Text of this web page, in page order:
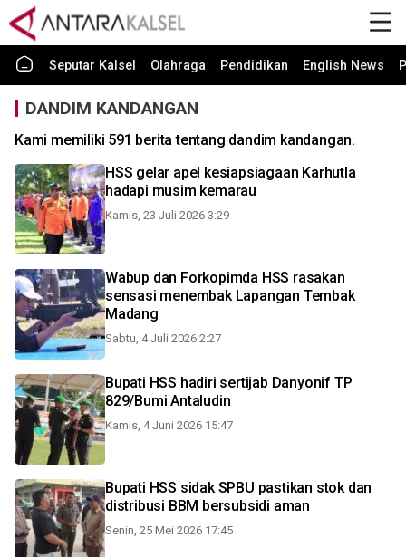
Seputar Kalsel Olahraga Pendidikan English News
DANDIM KANDANGAN
Kami memiliki 591 berita tentang dandim kandangan.
HSS gelar apel kesiapsiagaan Karhutla
hadapi musim kemarau
Kamis, 23 Juli 2026 3:29
Wabup dan Forkopimda HSS rasakan
sensasi menembak Lapangan Tembak
Madang
Sabtu, 4 Juli 2026 2:27
Bupati HSS hadiri sertijab Danyonif TP
829/Bumi Antaludin
Kamis, 4 Juni 2026 15:47
Bupati HSS sidak SPBU pastikan stok dan
distribusi BBM bersubsidi aman
Senin, 25 Mei 2026 17:45